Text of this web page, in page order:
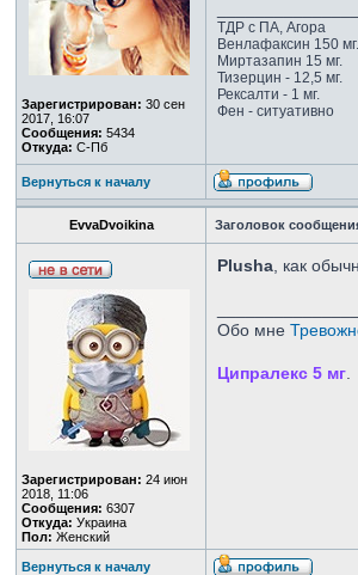
Зарегистрирован: 30 сен
2017, 16:07
Сообщения: 5434
Откуда: С-Пб
ТДР с ПА, Агора
Венлафаксин 150 мг.
Миртазапин 15 мг.
Тизерцин - 12,5 мг.
Рексалти - 1 мг.
Фен - ситуативно
Вернуться к началу
EvvaDvoikina Заголовок
Зарегистрирован: 24 июн
2018, 11:06
Сообщения: 6307
Откуда: Украина
Пол: Женский
Plusha , как
Обо мне
Ципралекс 5 мг
Вернуться к началу